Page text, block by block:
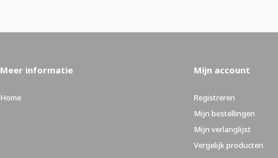
Meer informatie
Home
Mijn account
Registreren
Mijn bestellingen
Mijn verlanglijst
Vergelijk producten